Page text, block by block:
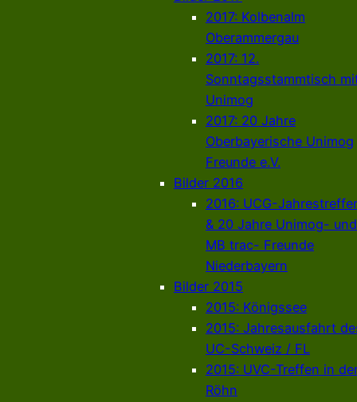
2017: Kolbenalm
Oberammergau
2017: 12.
Sonntagsstammtisch
Unimog
2017: 20 Jahre
Oberbayerische Unimog
Freunde e.V.
Bilder 2016
2016: UCG-
& 20 Jahre Unimog- und
MB trac- Freunde
Niederbayern
Bilder 2015
2015: Königssee
2015: Jahresausfahrt
UC-Schweiz / FL
2015: UVC-Treffen in
Röhn